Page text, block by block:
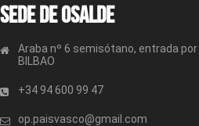
Sede de OSALDE
Araba nº 6 semisótano, entrada
BILBAO
+34 94 600 99 47
op.paisvasco@gmail.com